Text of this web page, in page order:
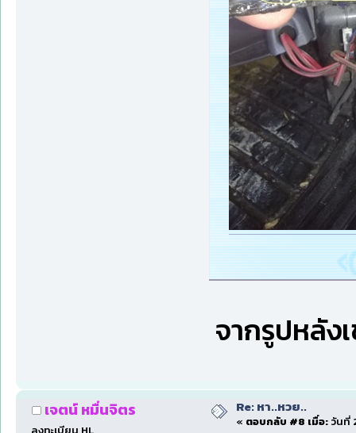
จากรูปหลัง
เจตน์ หมื่นจิตร Re: หา..หวย..
« ตอบกลับ #8 เมื่อ:วันที่